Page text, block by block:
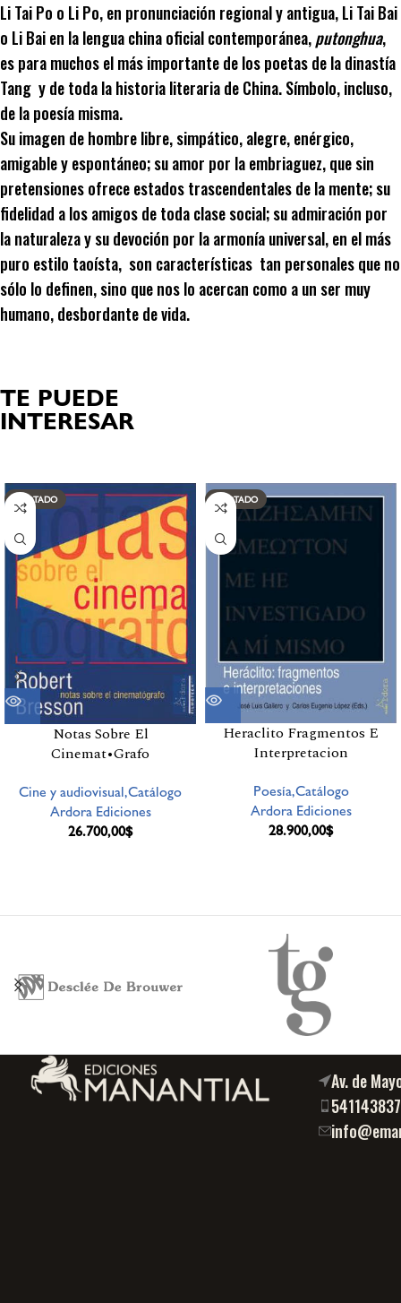
Li Tai Po o Li Po, en pronunciación regional y antigua, Li Tai Bai
o Li Bai en la lengua china oficial contemporánea,putonghua,
es para muchos el más importante de los poetas de la dinastía
Tang y de toda la historia literaria de China. Símbolo, incluso,
de la poesía misma.
Su imagen de hombre libre, simpático, alegre, enérgico,
amigable y espontáneo; su amor por la embriaguez, que sin
pretensiones ofrece estados trascendentales de la mente; su
fidelidad a los amigos de toda clase social; su admiración por
la naturaleza y su devoción por la armonía universal, en el más
puro estilo taoísta, son características tan personales que no
sólo lo definen, sino que nos lo acercan como a un ser muy
humano, desbordante de vida.
TE PUEDE
INTERESAR
AGOTADO
Notas Sobre El
Cinemat•Grafo
Cine y audiovisual,Catálogo
Ardora Ediciones
26.700,00$
AGOTADO
Heraclito Fragmentos E
Interpretacion
Poesía,Catálogo
Ardora Ediciones
28.900,00$
Av. de